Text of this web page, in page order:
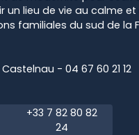
un lieu de vie au calme
familiales du sud de la
- 04 67 60 21 12
+33 7 82 80 82
24